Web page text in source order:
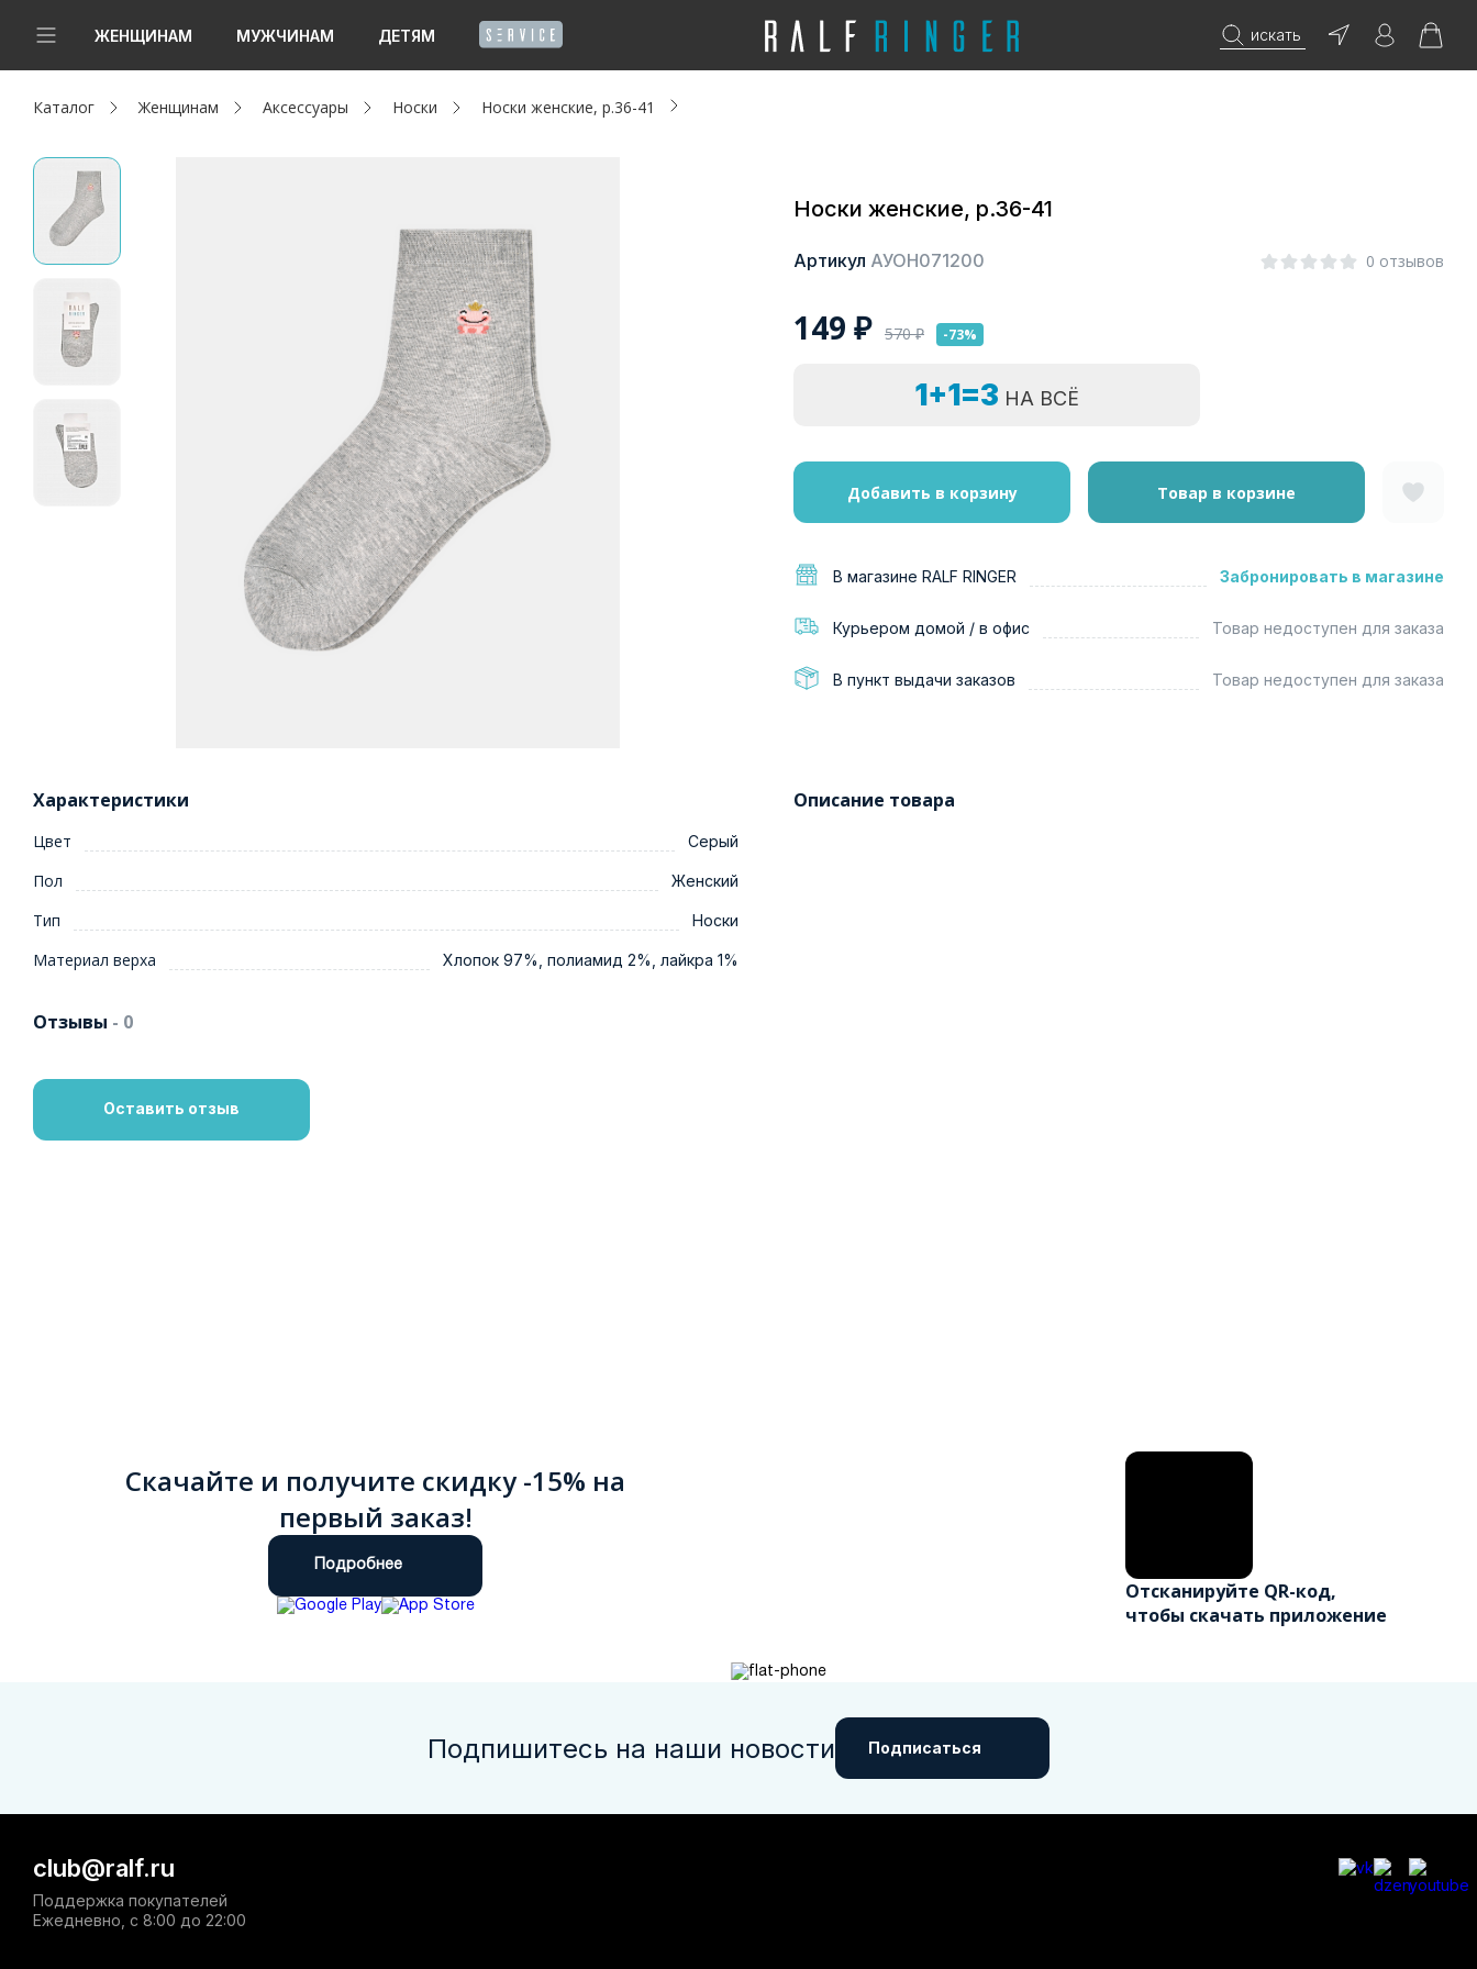
ЖЕНЩИНАМ МУЖЧИНАМ ДЕТЯМ искать
Новинки
Женщинам
Мужчинам
Капсула
Акции / Новости
Адреса магазинов
Каталог Женщинам Аксессуары Носки Носки женские, р.36-41
Носки женские, р.36-41
Артикул АУОН071200 0 отзывов
149 ₽ 570₽ -73%
1+1=3 НА ВСЁ
Добавить в корзину Товар в корзине
В магазине RALF RINGER Забронировать в магазине
Курьером домой / в офис Товар недоступен для заказа
В пункт выдачи заказов Товар недоступен для заказа
Характеристики
Цвет Серый
Пол Женский
Тип Носки
Материал верха Хлопок 97%, полиамид 2%, лайкра 1%
Описание товара
Отзывы - 0
Оставить отзыв
Скачайте и получите скидку -15% на
первый заказ!
Подробнее
Отсканируйте QR-код,
чтобы скачать приложение
Подпишитесь на наши новости Подписаться
club@ralf.ru
Поддержка покупателей
Ежедневно, с 8:00 до 22:00